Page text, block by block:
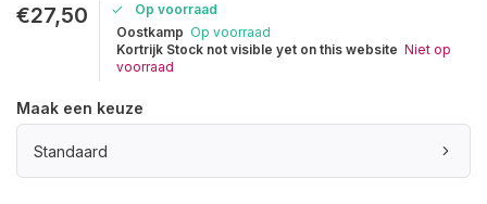
€27,50
Op voorraad
Oostkamp Op voorraad
Kortrijk Stock not visible yet on this website Niet op
voorraad
Maak een keuze
Standaard